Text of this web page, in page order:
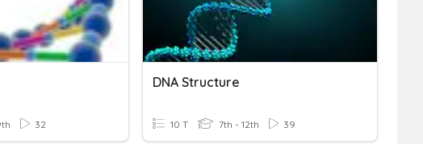
32
DNA Structure
10 T 7th - 12th 39